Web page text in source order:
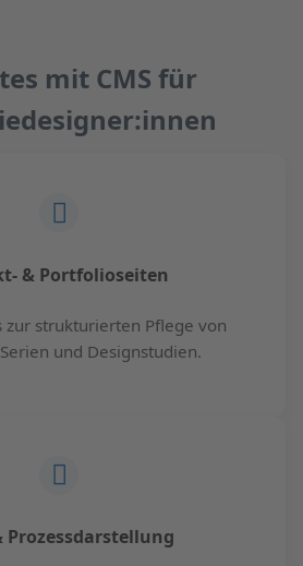
mit CMS für
& Portfolioseiten
zur strukturierten Pflege von
und Designstudien.
Prozessdarstellung